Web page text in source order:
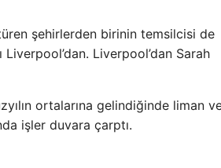
şehirlerden birinin temsilcisi de
Liverpool’dan Sarah
ortalarına gelindiğinde liman
işler duvara çarptı.